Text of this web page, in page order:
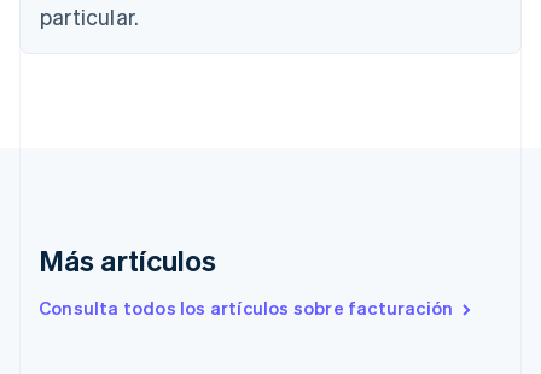
particular.
Más artículos
Consulta todos los artículos sobre facturación
Canadá
China continental
Emiratos Árabes Unidos
Eslovaquia